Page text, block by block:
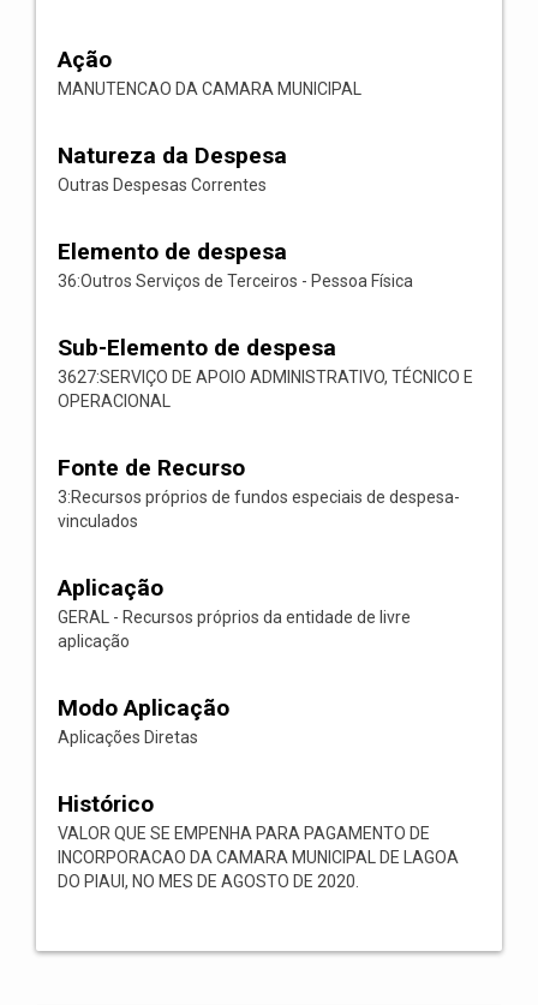
Ação
MANUTENCAO DA CAMARA MUNICIPAL
Natureza da Despesa
Outras Despesas Correntes
Elemento de despesa
36:Outros Serviços de Terceiros - Pessoa Física
Sub-Elemento de despesa
3627:SERVIÇO DE APOIO ADMINISTRATIVO, TÉCNICO E
OPERACIONAL
Fonte de Recurso
3:Recursos próprios de fundos especiais de despesa-
vinculados
Aplicação
GERAL - Recursos próprios da entidade de livre
aplicação
Modo Aplicação
Aplicações Diretas
Histórico
VALOR QUE SE EMPENHA PARA PAGAMENTO DE
INCORPORACAO DA CAMARA MUNICIPAL DE LAGOA
DO PIAUI, NO MES DE AGOSTO DE 2020.